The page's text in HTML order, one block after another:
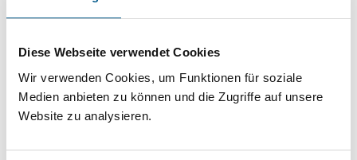
Diese Webseite verwendet Cookies
Wir verwenden Cookies, um Funktionen für soziale
Medien anbieten zu können und die Zugriffe auf unsere
Website zu analysieren.
Projekt oder ein Vorhaben? Hier können Sie
direkt über unsere Fördermitteldatenbank und
Stiftungsdatenbank recherchieren. Bei der
Suche bitte die Groß- und Kleinschreibung
beachten.